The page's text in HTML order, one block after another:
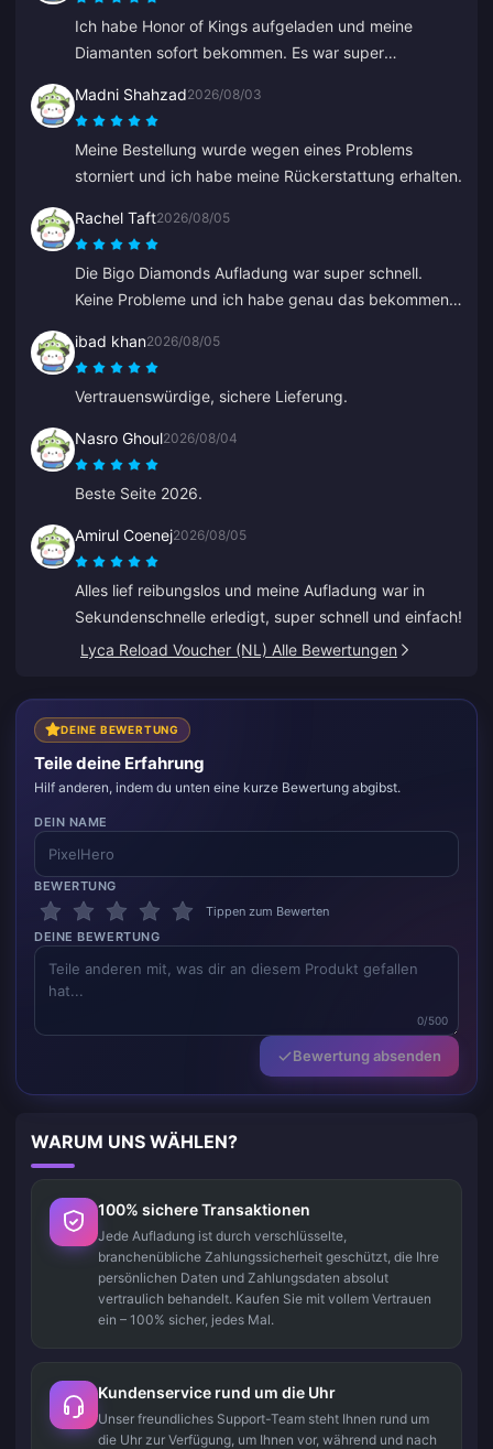
Ich habe Honor of Kings aufgeladen und meine
Diamanten sofort bekommen. Es war super
Madni Shahzad2026/08/03
Meine Bestellung wurde wegen eines Problems
storniert und ich habe meine Rückerstattung erhalten.
Rachel Taft2026/08/05
Die Bigo Diamonds Aufladung war super schnell.
Keine Probleme und ich habe genau das bekommen,
ibad khan2026/08/05
Vertrauenswürdige, sichere Lieferung.
Nasro Ghoul2026/08/04
Beste Seite 2026.
Amirul Coenej2026/08/05
Alles lief reibungslos und meine Aufladung war in
Sekundenschnelle erledigt, super schnell und einfach!
Lyca Reload Voucher (NL) Alle Bewertungen
DEINE BEWERTUNG
Teile deine Erfahrung
Hilf anderen, indem du unten eine kurze Bewertung abgibst.
DEIN NAME
BEWERTUNG
Tippen zum Bewerten
DEINE BEWERTUNG
0/500
Bewertung absenden
WARUM UNS WÄHLEN?
100% sichere Transaktionen
Jede Aufladung ist durch verschlüsselte,
branchenübliche Zahlungssicherheit geschützt, die Ihre
persönlichen Daten und Zahlungsdaten absolut
vertraulich behandelt. Kaufen Sie mit vollem Vertrauen
ein – 100% sicher, jedes Mal.
Kundenservice rund um die Uhr
Unser freundliches Support-Team steht Ihnen rund um
die Uhr zur Verfügung, um Ihnen vor, während und nach